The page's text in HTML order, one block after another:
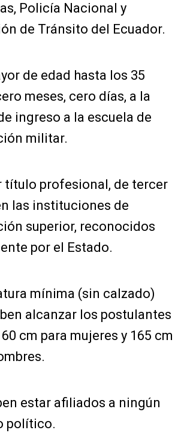
Policía Nacional y
de Tránsito del Ecuador.
de edad hasta los 35
meses, cero días, a la
ingreso a la escuela de
militar.
título profesional, de tercer
las instituciones de
superior, reconocidos
por el Estado.
mínima (sin calzado)
alcanzar los postulantes
cm para mujeres y 165 cm
estar afiliados a ningún
político.